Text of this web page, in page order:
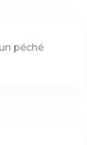
péché